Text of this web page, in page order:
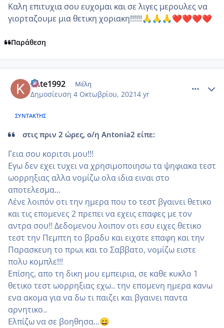
Καλη επιτυχια σου ευχομαι και σε λιγες μερουλες να
γιορταζουμε μια θετικη χοριακη!!!!!!🙏 🙏 🙏❤️❤️❤️❤️
Παράθεση
Kate1992 Μέλη
Δημοσίευση 4 Οκτωβρίου, 20214 yr
ΣΥΝΤΆΚΤΗΣ
στις πριν 2 ώρες, ο/η Antonia2 είπε:
Γεια σου κοριτσι μου!!!
Εγω δεν εχει τυχει να χρησιμοποιησω τα ψηφιακα τεστ
ωορρηξιας αλλα νομίζω ολα ιδια ειναι στο
αποτελεσμα...
Λένε λοιπόν οτι την ημερα που το τεστ βγαινει θετικο
και τις επομενες 2 πρεπει να εχεις επαφες με τον
αντρα σου!! Δεδομενου λοιπον οτι εσυ ειχες θετικο
τεστ την Πεμπτη το βραδυ και ειχατε επαφη και την
Παρασκευη το πρωι και το Σαββατο, νομίζω ειστε
πολυ κομπλε!!!
Επίσης, απο τη δικη μου εμπειρια, σε καθε κυκλο 1
θετικο τεστ ωορρηξιας εχω.. την επομενη ημερα κανω
ενα ακομα για να δω τι παιζει και βγαινει παντα
αρνητικο..
Ελπίζω να σε βοηθησα...😄